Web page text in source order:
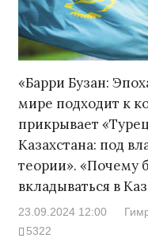
«Барри Бузан:
мире подходит к
прикрывает
Казахстана: под
теории». «Почему
вкладываться в
23.09.2024 12:00
5322